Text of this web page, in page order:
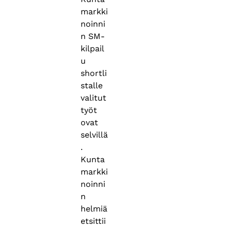
markki
noinni
n SM-
kilpail
u
shortli
stalle
valitut
työt
ovat
selvillä
.
Kunta
markki
noinni
n
helmiä
etsittii